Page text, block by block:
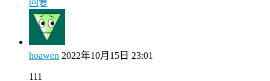
回复
hoawen 2022年10月15日 23:01
111